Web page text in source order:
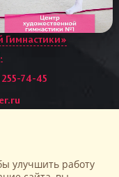
74-45
и использование
с письменного
на источник.
№1 в Москве
«ЦХГ1»
улучшить работу